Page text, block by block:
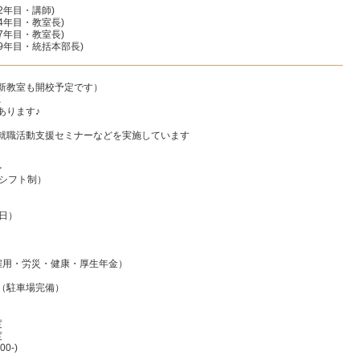
年目・講師)
年目・教室長)
年目・教室長)
年目・統括本部長)
教室も開校予定です）
ります♪
職活動支援セミナーなどを実施しています
フト制）
）
・労災・健康・厚生年金）
駐車場完備）
)